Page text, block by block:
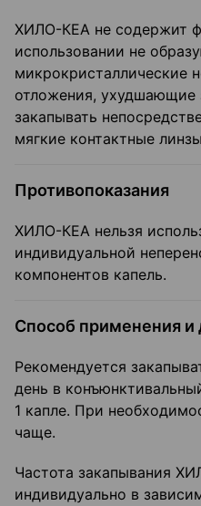
ХИЛО-КЕА не содержит
использовании не
микрокристаллические
отложения, ухудшающие
закапывать
мягкие контактные
Противопоказания
ХИЛО-КЕА нельзя
индивидуальной
компонентов капель.
Способ применения и
Рекомендуется
день в
1 капле. При
чаще.
Частота закапывания
индивидуально в